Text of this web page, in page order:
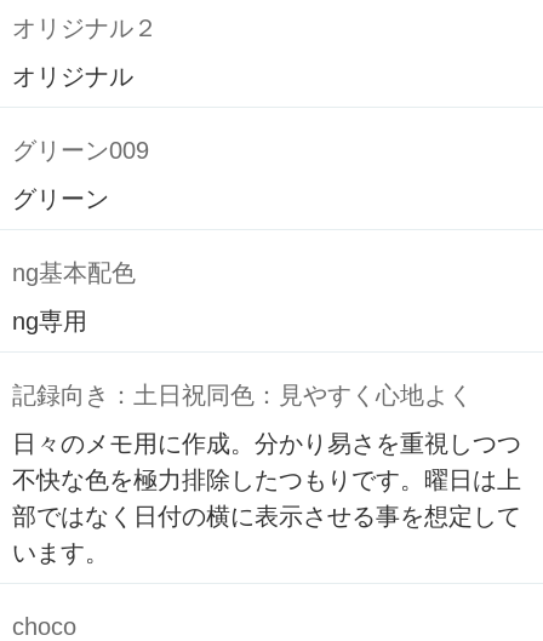
オリジナル２
オリジナル
グリーン009
グリーン
ng基本配色
ng専用
記録向き：土日祝同色：見やすく心地よく
日々のメモ用に作成。分かり易さを重視しつつ
不快な色を極力排除したつもりです。曜日は上
部ではなく日付の横に表示させる事を想定して
います。
choco